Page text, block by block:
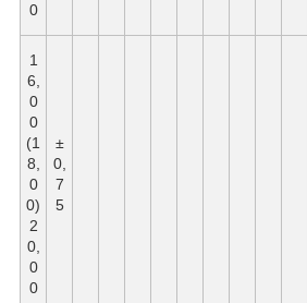
0
1
6,
0
0
(1
8,
0
0)
2
0,
0
0
±
0,
7
5